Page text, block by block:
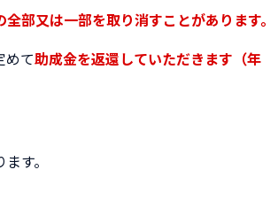
部又は一部を取り消すことがあります。
めて助成金を返還していただきます（年
す。